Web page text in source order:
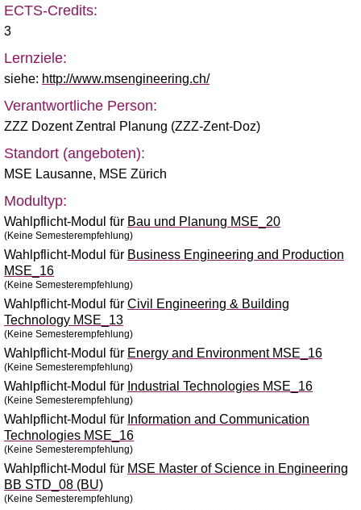
ECTS-Credits:
3
Lernziele:
siehe: http://www.msengineering.ch/
Verantwortliche Person:
ZZZ Dozent Zentral Planung (ZZZ-Zent-Doz)
Standort (angeboten):
MSE Lausanne, MSE Zürich
Modultyp:
Wahlpflicht-Modul für Bau und Planung MSE_20
(Keine Semesterempfehlung)
Wahlpflicht-Modul für Business Engineering and Production
MSE_16
(Keine Semesterempfehlung)
Wahlpflicht-Modul für Civil Engineering & Building
Technology MSE_13
(Keine Semesterempfehlung)
Wahlpflicht-Modul für Energy and Environment MSE_16
(Keine Semesterempfehlung)
Wahlpflicht-Modul für Industrial Technologies MSE_16
(Keine Semesterempfehlung)
Wahlpflicht-Modul für Information and Communication
Technologies MSE_16
(Keine Semesterempfehlung)
Wahlpflicht-Modul für MSE Master of Science in Engineering
BB STD_08 (BU)
(Keine Semesterempfehlung)